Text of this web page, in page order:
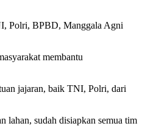
Polri, BPBD, Manggala Agni
membantu
jajaran, baik TNI, Polri, dari
lahan, sudah disiapkan semua tim